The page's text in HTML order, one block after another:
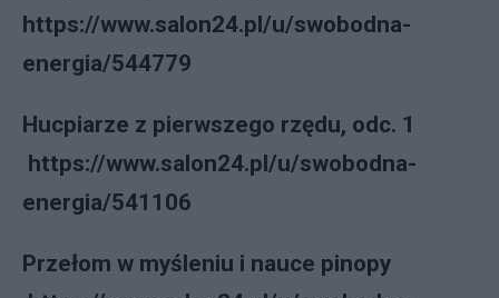
https://www.salon24.pl/u/swobodna-
energia/544779
Hucpiarze z pierwszego rzędu, odc. 1
https://www.salon24.pl/u/swobodna-
energia/541106
Przełom w myśleniu i nauce pinopy